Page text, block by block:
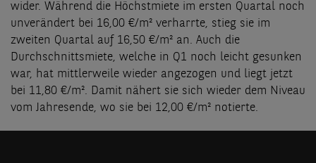
wider. Während die Höchstmiete im ersten Quartal noch
unverändert bei 16,00 €/m² verharrte, stieg sie im
zweiten Quartal auf 16,50 €/m² an. Auch die
Durchschnittsmiete, welche in Q1 noch leicht gesunken
war, hat mittlerweile wieder angezogen und liegt jetzt
bei 11,80 €/m². Damit nähert sie sich wieder dem Niveau
vom Jahresende, wo sie bei 12,00 €/m² notierte.